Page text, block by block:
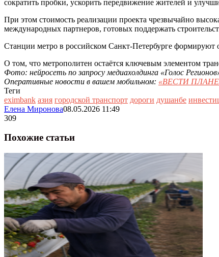
сократить пробки, ускорить передвижение жителей и
При этом стоимость реализации проекта чрезвычайно
международных партнеров, готовых поддержать
Станции метро в российском Санкт-Петербурге формируют
О том, что метрополитен остаётся ключевым элементом
Фото: нейросеть по запросу медиахолдинга «Голос
Оперативные новости в вашем мобильном: «ВЕСТИ
Теги
eximbank азия городской транспорт дороги душанбе
Елена Миронова08.05.2026 11:49
309
Похожие статьи